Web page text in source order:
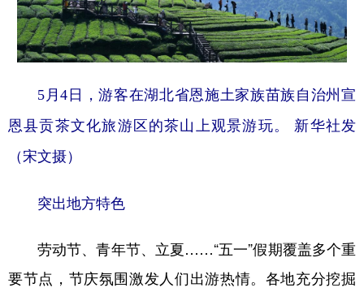
5月4日，游客在湖北省恩施土家族苗族自治州宣
恩县贡茶文化旅游区的茶山上观景游玩。 新华社发
（宋文摄）
突出地方特色
劳动节、青年节、立夏……“五一”假期覆盖多个重
要节点，节庆氛围激发人们出游热情。各地充分挖掘